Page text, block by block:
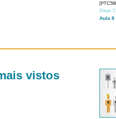
Diego
Aula 8
vistos